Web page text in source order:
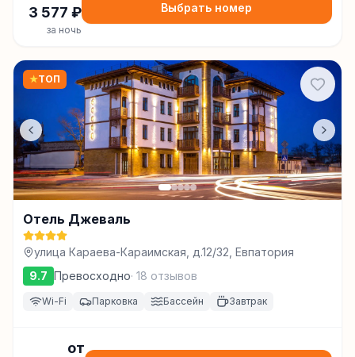
3 577 ₽
за ночь
Выбрать номер
★ТОП
Отель Джеваль
улица Караева-Караимская, д.12/32, Евпатория
9.7 Превосходно· 18 отзывов
Wi-Fi Парковка Бассейн Завтрак
от